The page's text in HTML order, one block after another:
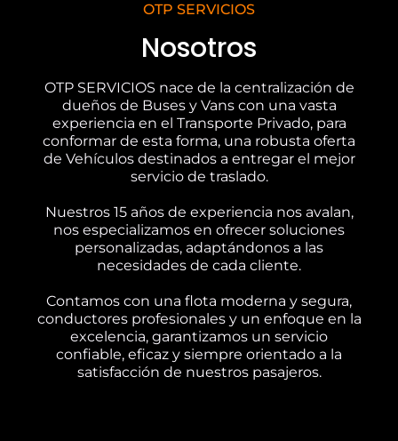
OTP SERVICIOS
Nosotros
OTP SERVICIOS nace de la centralización de
dueños de Buses y Vans con una vasta
experiencia en el Transporte Privado, para
conformar de esta forma, una robusta oferta
de Vehículos destinados a entregar el mejor
servicio de traslado.
Nuestros 15 años de experiencia nos avalan,
nos especializamos en ofrecer soluciones
personalizadas, adaptándonos a las
necesidades de cada cliente.
Contamos con una flota moderna y segura,
conductores profesionales y un enfoque en la
excelencia, garantizamos un servicio
confiable, eficaz y siempre orientado a la
satisfacción de nuestros pasajeros.